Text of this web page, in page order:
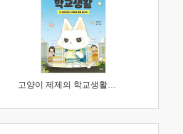
고양이 제제의 학교생활 1 : 초등학생이 이렇게 힘들 줄이야